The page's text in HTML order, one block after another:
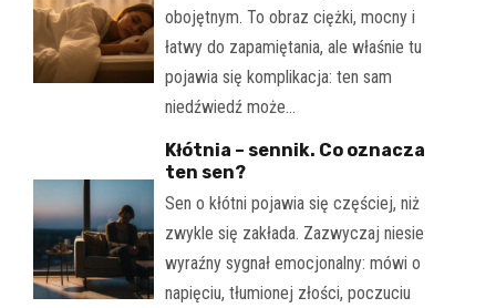
obojętnym. To obraz ciężki, mocny i
łatwy do zapamiętania, ale właśnie tu
pojawia się komplikacja: ten sam
niedźwiedź może…
Kłótnia – sennik. Co oznacza
ten sen?
Sen o kłótni pojawia się częściej, niż
zwykle się zakłada. Zazwyczaj niesie
wyraźny sygnał emocjonalny: mówi o
napięciu, tłumionej złości, poczuciu